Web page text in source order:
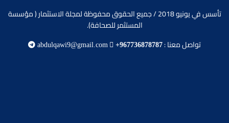
تأسس في يونيو 2018 / جميع الحقوق محفوظة لمجلة الاستثمار ( مؤسسة
المستثمر للصحافة).
تواصل معنا : +967736878787
abdulqawi9@gmail.com